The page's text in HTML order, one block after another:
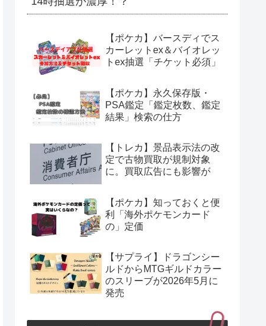
【ポケカ】バースディでス
カーレットex＆バイオレッ
トex抽選「チケット必須」
【ポケカ】永久保存版・
PSA鑑定「鑑定枚数、鑑定
結果」検索の仕方
【トレカ】景品表示法の改
定で古物買取が規制対象
に。買取広告にも影響が
【ポケカ】知っておくと便
利「海外ポケモンカード
の」定価
【サプライ】ドラゴンシー
ルドからMTGギルドカラー
のスリーブが2026年5月に
発売